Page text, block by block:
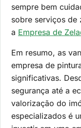
sempre bem
sobre serviços
a Empresa de
Em resumo, as
empresa de
significativas.
segurança até a
valorização do
especializados é